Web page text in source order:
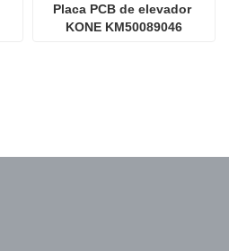
Placa PCB de elevador
KONE KM50089046